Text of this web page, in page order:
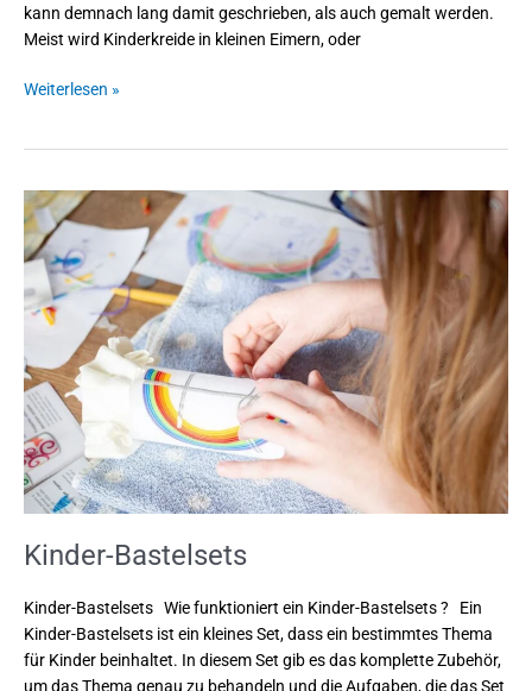
kann demnach lang damit geschrieben, als auch gemalt werden.
Meist wird Kinderkreide in kleinen Eimern, oder
Weiterlesen »
Kinder-Bastelsets
Kinder-Bastelsets Wie funktioniert ein Kinder-Bastelsets ? Ein
Kinder-Bastelsets ist ein kleines Set, dass ein bestimmtes Thema
für Kinder beinhaltet. In diesem Set gib es das komplette Zubehör,
um das Thema genau zu behandeln und die Aufgaben, die das Set
Kinder-
Bastelsets